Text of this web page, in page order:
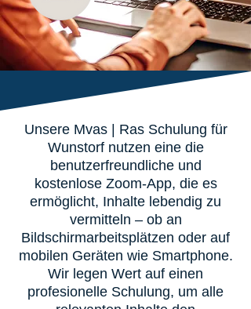
Unsere Mvas | Ras Schulung für
Wunstorf nutzen eine die
benutzerfreundliche und
kostenlose Zoom-App, die es
ermöglicht, Inhalte lebendig zu
vermitteln – ob an
Bildschirmarbeitsplätzen oder auf
mobilen Geräten wie Smartphone.
Wir legen Wert auf einen
profesionelle Schulung, um alle